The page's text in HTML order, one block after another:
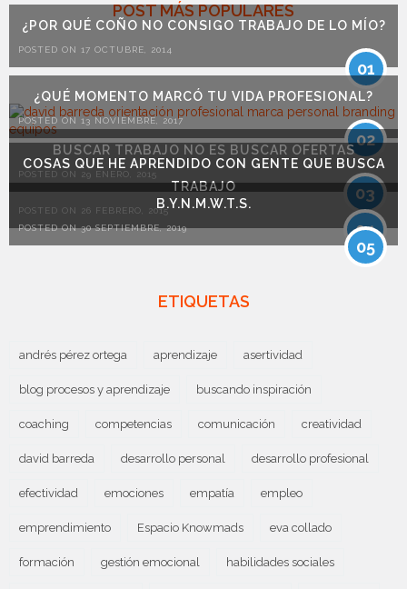
POST MÁS POPULARES
¿POR QUÉ COÑO NO CONSIGO TRABAJO DE LO MÍO?
POSTED ON 17 OCTUBRE, 2014
01
¿QUÉ MOMENTO MARCÓ TU VIDA PROFESIONAL?
POSTED ON 13 NOVIEMBRE, 2017
02
BUSCAR TRABAJO NO ES BUSCAR OFERTAS
POSTED ON 29 ENERO, 2015
03
COSAS QUE HE APRENDIDO CON GENTE QUE BUSCA
TRABAJO
POSTED ON 26 FEBRERO, 2015
04
B.Y.N.M.W.T.S.
POSTED ON 30 SEPTIEMBRE, 2019
05
ETIQUETAS
andrés pérez ortega aprendizaje asertividad
blog procesos y aprendizaje buscando inspiración
coaching competencias comunicación creatividad
david barreda desarrollo personal desarrollo profesional
efectividad emociones empatía empleo
emprendimiento Espacio Knowmads eva collado
formación gestión emocional habilidades sociales